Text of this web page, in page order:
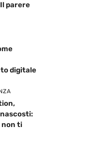
parere
digitale
non ti